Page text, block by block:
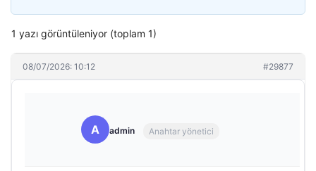
1 yazı görüntüleniyor (toplam 1)
08/07/2026: 10:12 #29877
A admin Anahtar yönetici